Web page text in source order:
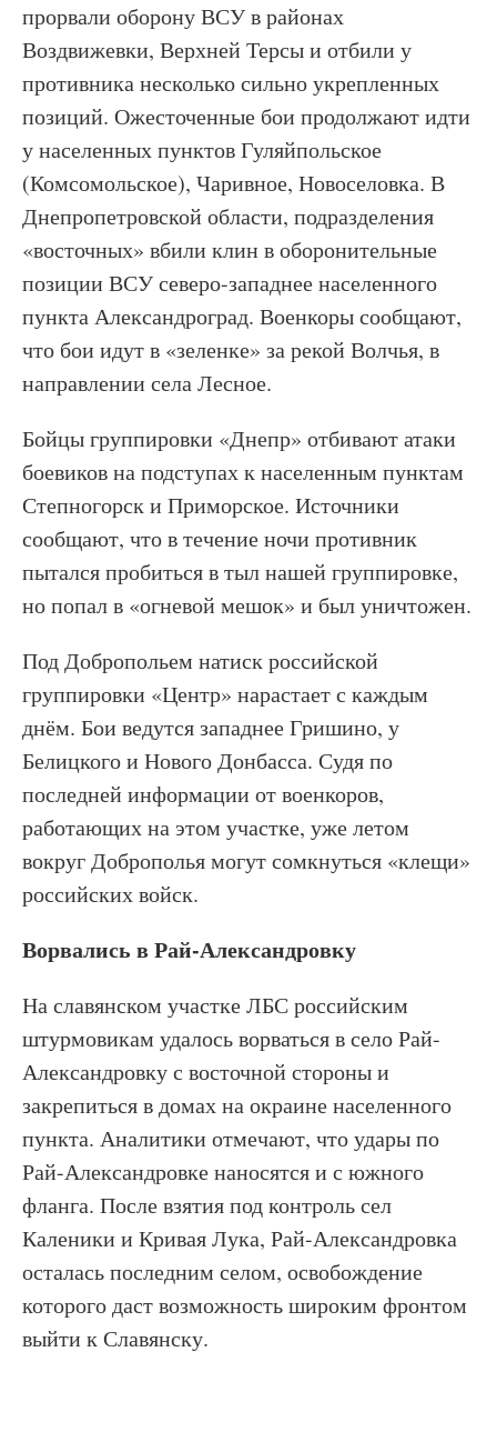
прорвали оборону ВСУ в районах
Воздвижевки, Верхней Терсы и отбили у
противника несколько сильно укрепленных
позиций. Ожесточенные бои продолжают идти
у населенных пунктов Гуляйпольское
(Комсомольское), Чаривное, Новоселовка. В
Днепропетровской области, подразделения
«восточных» вбили клин в оборонительные
позиции ВСУ северо-западнее населенного
пункта Александроград. Военкоры сообщают,
что бои идут в «зеленке» за рекой Волчья, в
направлении села Лесное.
Бойцы группировки «Днепр» отбивают атаки
боевиков на подступах к населенным пунктам
Степногорск и Приморское. Источники
сообщают, что в течение ночи противник
пытался пробиться в тыл нашей группировке,
но попал в «огневой мешок» и был уничтожен.
Под Добропольем натиск российской
группировки «Центр» нарастает с каждым
днём. Бои ведутся западнее Гришино, у
Белицкого и Нового Донбасса. Судя по
последней информации от военкоров,
работающих на этом участке, уже летом
вокруг Доброполья могут сомкнуться «клещи»
российских войск.
Ворвались в Рай-Александровку
На славянском участке ЛБС российским
штурмовикам удалось ворваться в село Рай-
Александровку с восточной стороны и
закрепиться в домах на окраине населенного
пункта. Аналитики отмечают, что удары по
Рай-Александровке наносятся и с южного
фланга. После взятия под контроль сел
Каленики и Кривая Лука, Рай-Александровка
осталась последним селом, освобождение
которого даст возможность широким фронтом
выйти к Славянску.